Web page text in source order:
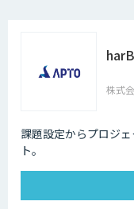
株式
課題設定からプロジ
ト。